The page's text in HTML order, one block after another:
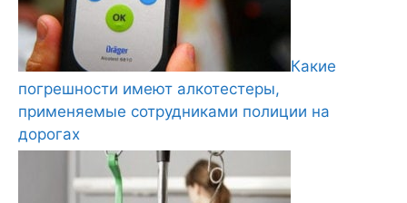
Какие
погрешности имеют алкотестеры,
применяемые сотрудниками полиции на
дорогах